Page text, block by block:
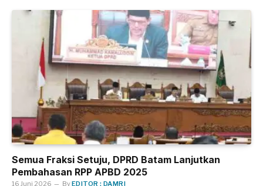
Semua Fraksi Setuju, DPRD Batam Lanjutkan
Pembahasan RPP APBD 2025
16 Juni 2026 ByEDITOR : DAMRI